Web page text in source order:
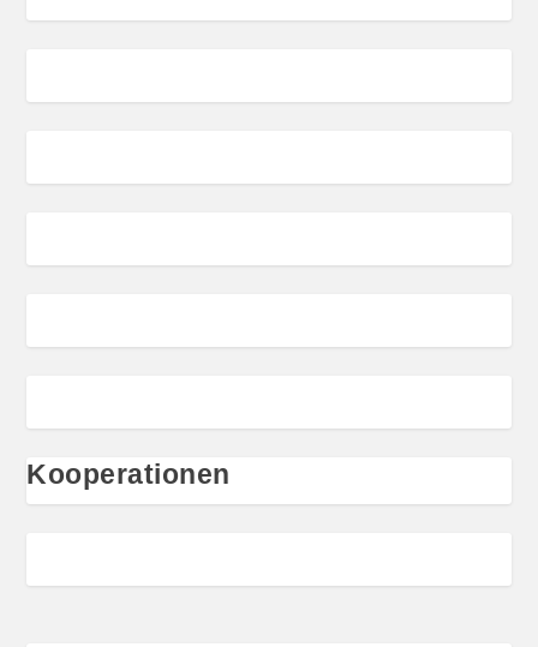
Kooperationen